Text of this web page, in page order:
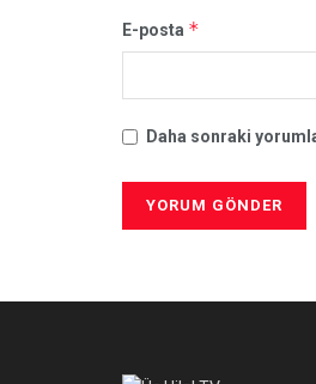
E-posta *
Daha sonraki